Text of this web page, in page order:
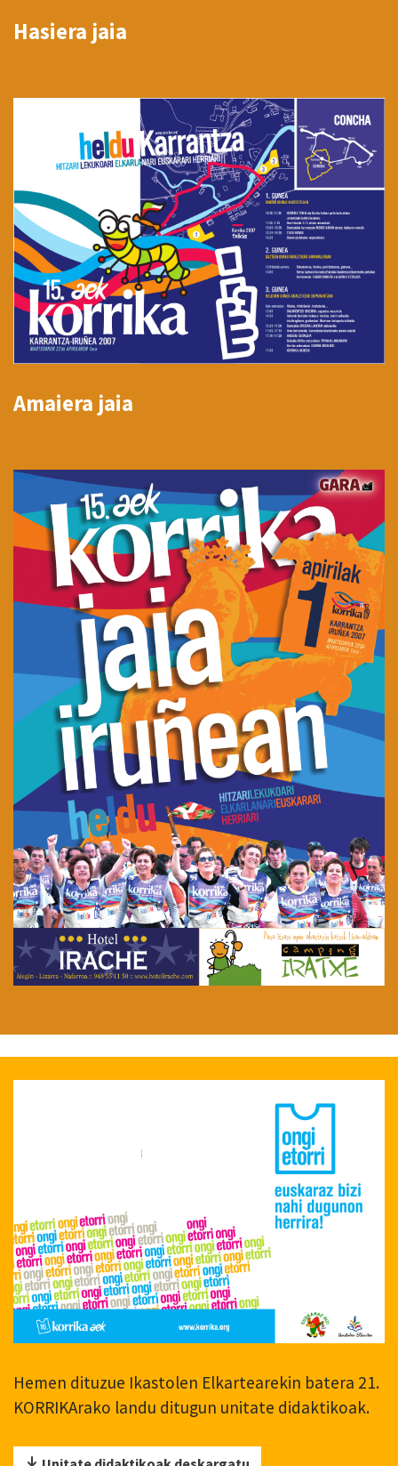
Hasiera jaia
Amaiera jaia
Hemen dituzue Ikastolen Elkartearekin batera 21.
KORRIKArako landu ditugun unitate didaktikoak.